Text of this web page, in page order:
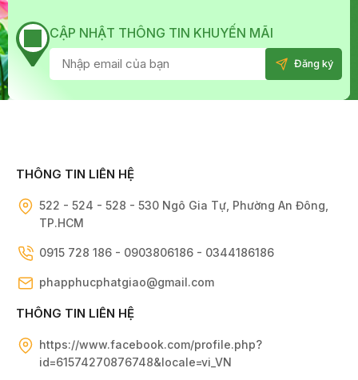
CẬP NHẬT THÔNG TIN KHUYẾN MÃI
THÔNG TIN LIÊN HỆ
522 - 524 - 528 - 530 Ngô Gia Tự, Phường An Đông,
TP.HCM
0915 728 186 - 0903806186 - 0344186186
phapphucphatgiao@gmail.com
THÔNG TIN LIÊN HỆ
https://www.facebook.com/profile.php?
id=61574270876748&locale=vi_VN